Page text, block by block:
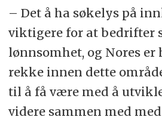
– Det å ha søkelys på
viktigere for at bedrifter
lønnsomhet, og Nores er
rekke innen dette
til å få være med å
videre sammen med